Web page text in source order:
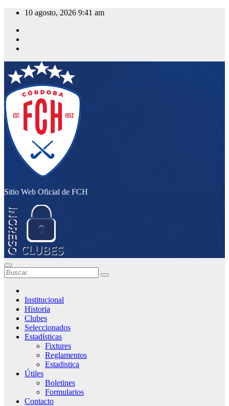
Saltar
contenido
10 agosto, 2026 9:41 am
Sitio Web Oficial de FCH
Institucional
Historia
Clubes
Seleccionados
Estadísticas
Fixtures
Reglamentos
Estadistica
Útiles
Boletines
Formularios
Contacto